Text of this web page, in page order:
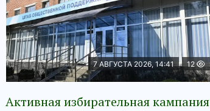
7 АВГУСТА 2026, 14:41 12
Активная избирательная кампания